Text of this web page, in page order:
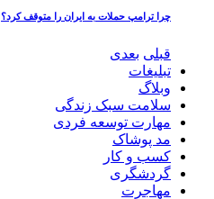
چرا ترامپ حملات به ایران را متوقف کرد؟
قبلی بعدی
تبلیغات
وبلاگ
سلامت سبک زندگی
مهارت توسعه فردی
مد پوشاک
کسب و کار
گردشگری
مهاجرت